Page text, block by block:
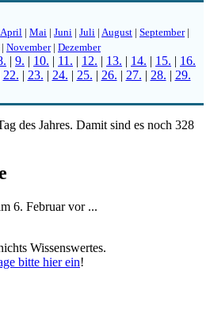
April | Mai | Juni | Juli | August | September|
| November| Dezember
| 9. | 10. | 11. | 12. | 13. | 14. | 15. | 16.
22. | 23. | 24. | 25. | 26. | 27. | 28. | 29.
des Jahres. Damit sind es noch 328
6. Februar vor ...
Wissenswertes.
bitte hier ein!